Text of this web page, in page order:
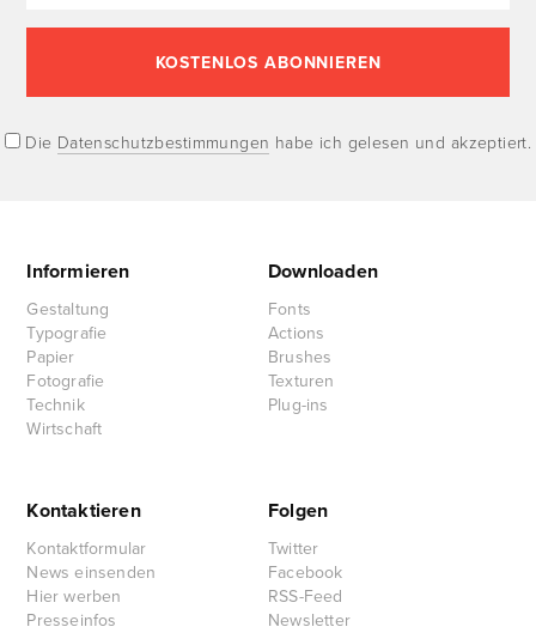
Die Datenschutzbestimmungen habe ich gelesen und akzeptiert.
Informieren
Gestaltung
Typografie
Papier
Fotografie
Technik
Wirtschaft
Downloaden
Fonts
Actions
Brushes
Texturen
Plug-ins
Kontaktieren
Kontaktformular
News einsenden
Hier werben
Presseinfos
Folgen
Twitter
Facebook
RSS-Feed
Newsletter